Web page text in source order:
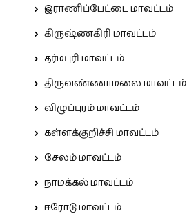
இராணிப்பேட்டை மாவட்டம்
கிருஷ்ணகிரி மாவட்டம்
தர்மபுரி மாவட்டம்
திருவண்ணாமலை மாவட்டம்
விழுப்புரம் மாவட்டம்
கள்ளக்குறிச்சி மாவட்டம்
சேலம் மாவட்டம்
நாமக்கல் மாவட்டம்
ஈரோடு மாவட்டம்